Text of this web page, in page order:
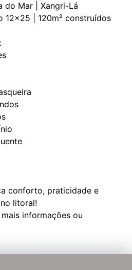
do Mar | Xangri-Lá
12x25 | 120m² construídos
conforto, praticidade e
litoral!
informações ou